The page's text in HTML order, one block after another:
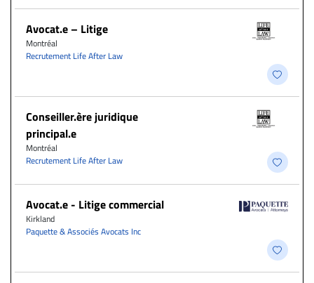
Avocat.e – Litige
Montréal
Recrutement Life After Law
Conseiller.ère juridique
principal.e
Montréal
Recrutement Life After Law
Avocat.e - Litige commercial
Kirkland
Paquette & Associés Avocats Inc